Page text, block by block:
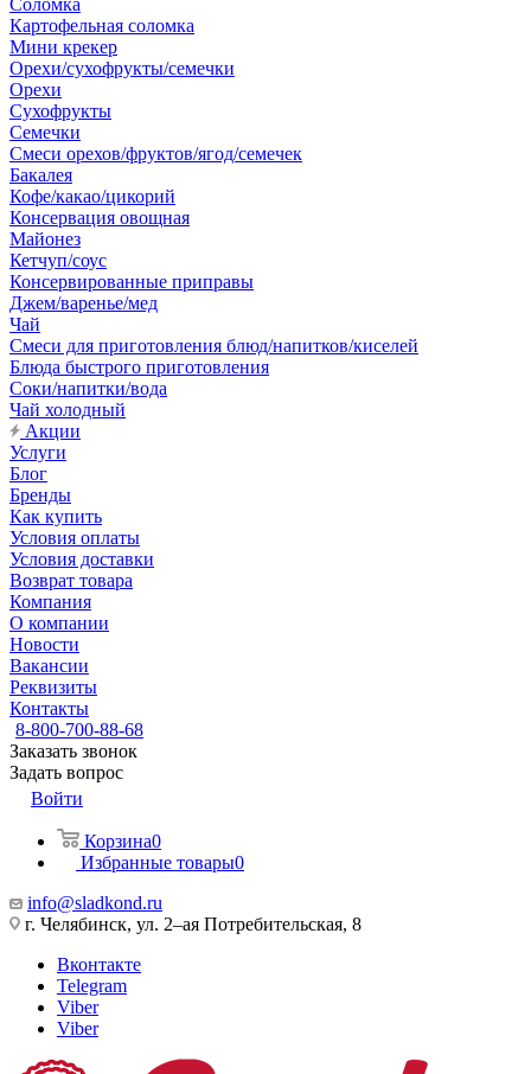
Соломка
Картофельная соломка
Мини крекер
Орехи/сухофрукты/семечки
Орехи
Сухофрукты
Семечки
Смеси орехов/фруктов/ягод/семечек
Бакалея
Кофе/какао/цикорий
Консервация овощная
Майонез
Кетчуп/соус
Консервированные приправы
Джем/варенье/мед
Чай
Смеси для приготовления блюд/напитков/киселей
Блюда быстрого приготовления
Соки/напитки/вода
Чай холодный
Акции
Услуги
Блог
Бренды
Как купить
Условия оплаты
Условия доставки
Возврат товара
Компания
О компании
Новости
Вакансии
Реквизиты
Контакты
8-800-700-88-68
Заказать звонок
Задать вопрос
Войти
Корзина0
Избранные товары0
info@sladkond.ru
г. Челябинск, ул. 2–ая Потребительская, 8
Вконтакте
Telegram
Viber
Viber